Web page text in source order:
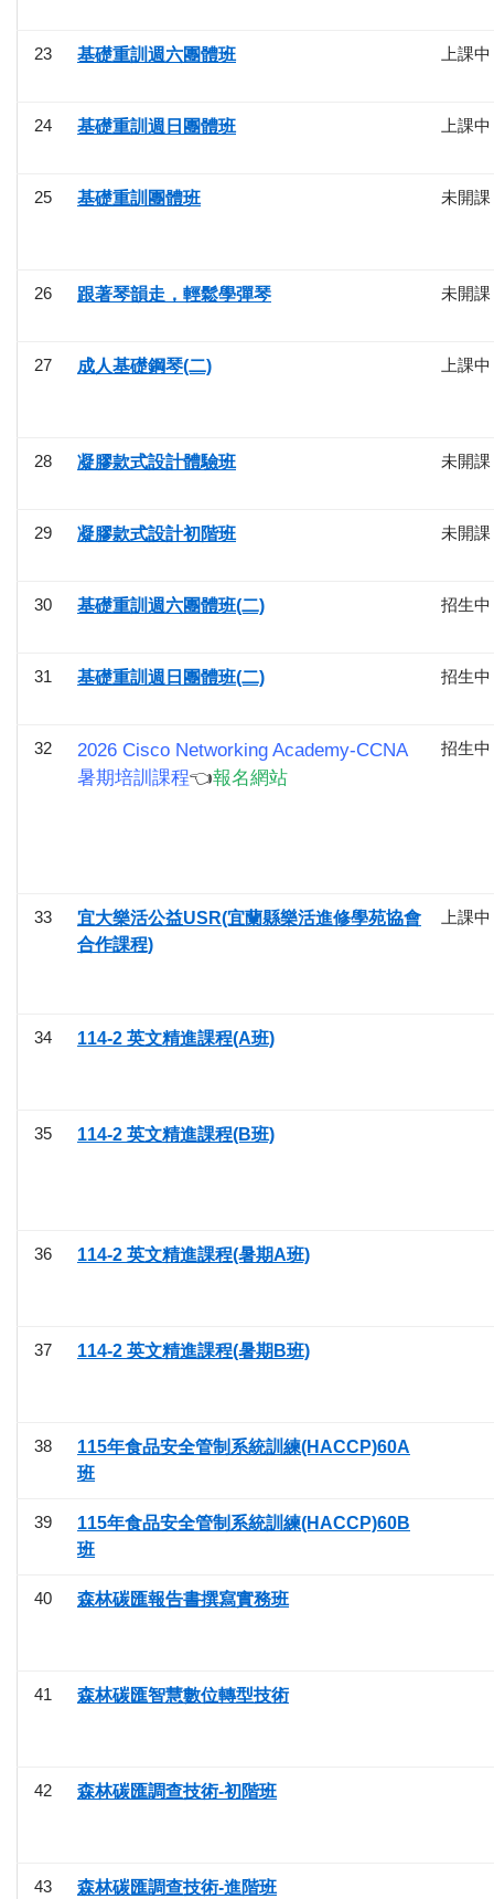
23 基礎重訓週六團體班 上課中
24 基礎重訓週日團體班 上課中
25 基礎重訓團體班 未開課
26 跟著琴韻走，輕鬆學彈琴 未開課
27 成人基礎鋼琴(二) 上課中
28 凝膠款式設計體驗班 未開課
29 凝膠款式設計初階班 未開課
30 基礎重訓週六團體班(二) 招生中
31 基礎重訓週日團體班(二) 招生中
32
2026 Cisco Networking Academy-CCNA
暑期培訓課程👈報名網站
招生中
33
宜大樂活公益USR(宜蘭縣樂活進修學苑協會
合作課程)
上課中
34 114-2 英文精進課程(A班)
35 114-2 英文精進課程(B班)
36 114-2 英文精進課程(暑期A班)
37 114-2 英文精進課程(暑期B班)
38
115年食品安全管制系統訓練(HACCP)60A
班
39
115年食品安全管制系統訓練(HACCP)60B
班
40 森林碳匯報告書撰寫實務班
41 森林碳匯智慧數位轉型技術
42 森林碳匯調查技術-初階班
43 森林碳匯調查技術-進階班